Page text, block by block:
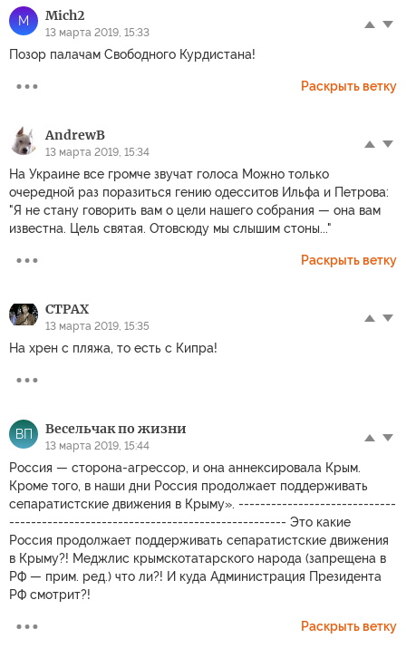
M Mich2
13 марта 2019, 15:33
Позор палачам Свободного Курдистана!
Раскрыть ветку
AndrewB
13 марта 2019, 15:34
На Украине все громче звучат голоса Можно только
очередной раз поразиться гению одесситов Ильфа и Петрова:
"Я не стану говорить вам о цели нашего собрания — она вам
известна. Цель святая. Отовсюду мы слышим стоны..."
Раскрыть ветку
CTPAX
13 марта 2019, 15:35
На хрен с пляжа, то есть с Кипра!
ВП Весельчак по жизни
13 марта 2019, 15:44
Россия — сторона-агрессор, и она аннексировала Крым.
Кроме того, в наши дни Россия продолжает поддерживать
сепаратистские движения в Крыму». -----------------------------
--------------------------------------------------- Это какие
Россия продолжает поддерживать сепаратистские движения
в Крыму?! Меджлис крымскотатарского народа (запрещена в
РФ — прим. ред.) что ли?! И куда Администрация Президента
РФ смотрит?!
Раскрыть ветку